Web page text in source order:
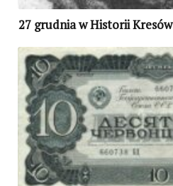
27 grudnia w Historii Kresów